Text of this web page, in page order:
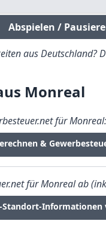
Abspielen /
aus Deutschland?
Monreal
für Monreal:
&
für Monreal ab
Standort-Informationen